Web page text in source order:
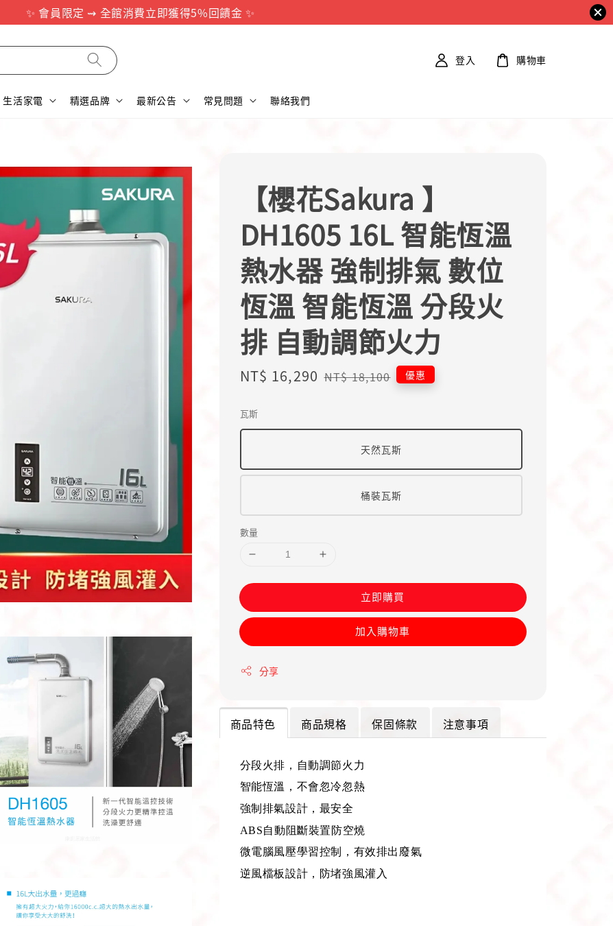
✨ 會員限定 ⇝ 全館消費立即獲得5%回饋金 ✨
生活家電 精選品牌 最新公告 常見問題 聯絡我們
登入 購物車
【櫻花Sakura 】
DH1605 16L 智能恆溫
熱水器 強制排氣 數位
恆溫 智能恆溫 分段火
排 自動調節火力
Sale
NT$ 16,290 Regular
NT$ 18,100 優惠
瓦斯
天然瓦斯
桶裝瓦斯
數量
立即購買
加入購物車
分享
商品特色 商品規格 保固條款 注意事項
分段火排，自動調節火力
智能恆溫，不會忽冷忽熱
強制排氣設計，最安全
ABS自動阻斷裝置防空燒
微電腦風壓學習控制，有效排出廢氣
逆風檔板設計，防堵強風灌入